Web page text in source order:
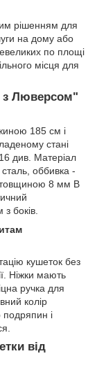
рішенням для
на дому або
по площі
місця для
з Люверсом"
185 см і
стані
див. Матеріал
оббивка -
товщиною 8 мм В
боків.
кушеток без
Ніжки мають
ручка для
колір
подряпин і
від